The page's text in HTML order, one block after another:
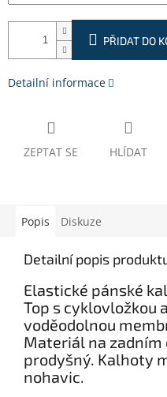
PŘIDAT DO
Detailní informace
ZEPTAT SE HLÍDAT
Popis Diskuze
Detailní popis
Elastické pánské
Top s cyklovložkou
voděodolnou
Materiál na zadním
prodyšný. Kalhoty
nohavic.